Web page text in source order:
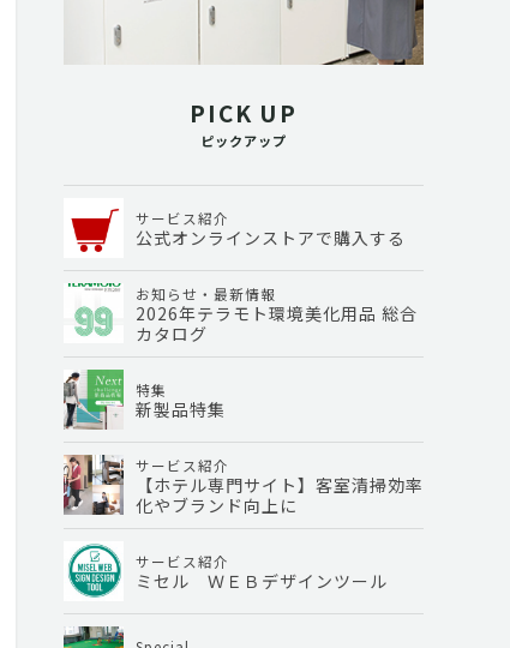
PICK UP
ピックアップ
サービス紹介
公式オンラインストアで購入する
お知らせ・最新情報
2026年テラモト環境美化用品 総合
カタログ
特集
新製品特集
サービス紹介
【ホテル専門サイト】客室清掃効率
化やブランド向上に
サービス紹介
ミセル ＷＥＢデザインツール